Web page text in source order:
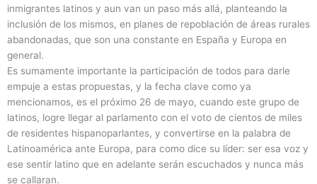
inmigrantes latinos y aun van un paso más allá, planteando la
inclusión de los mismos, en planes de repoblación de áreas rurales
abandonadas, que son una constante en España y Europa en
general.
Es sumamente importante la participación de todos para darle
empuje a estas propuestas, y la fecha clave como ya
mencionamos, es el próximo 26 de mayo, cuando este grupo de
latinos, logre llegar al parlamento con el voto de cientos de miles
de residentes hispanoparlantes, y convertirse en la palabra de
Latinoamérica ante Europa, para como dice su líder: ser esa voz y
ese sentir latino que en adelante serán escuchados y nunca más
se callaran.